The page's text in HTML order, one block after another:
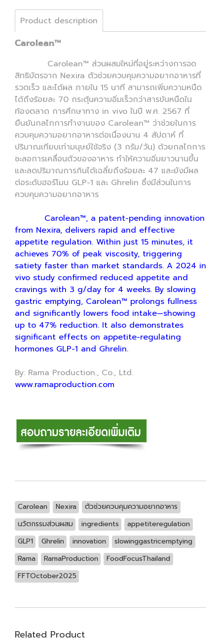
Product description
Carolean™
Carolean™ ส่วนผสมใหม่ที่อยู่ระหว่างการจด
สิทธิบัตรจาก Nexira ตัวช่วยควบคุมความอยากอาหารที่
รวดเร็ว และได้ผล ภายใน 15 นาที สามารถเพิ่มความหนืด
ได้ถึงร้อยละ 70 กระตุ้นความอิ่มเร็วกว่าสารข้นหนืดใน
ท้องตลาด การศึกษาทาง in vivo ในปี พ.ศ. 2567 ที่
ยืนยันกลไกการทำงานของ Carolean™ ว่าช่วยในการ
ควบคุมความอยากอาหารต่อเนื่องนาน 4 สัปดาห์ ที่
ปริมาณเทียบเท่ามนุษย์ใช้จริง (3 กรัม/วัน) ด้วยกลไกการ
ชะลอการเคลื่อนตัวของอาหาร ทำให้ความอิ่มยาวนานขึ้น
และลดปริมาณการกินได้เฉลี่ยถึงร้อยละ 47 และยังมีผล
ต่อระดับฮอร์โมน GLP-1 และ Ghrelin ซึ่งมีส่วนในการ
ควบคุมความอยากอาหาร
Carolean™, a patent-pending innovation
from Nexira, delivers rapid and effective
appetite regulation. Within just 15 minutes, it
achieves 70% of peak viscosity, triggering
satiety faster than market standards. A 2024 in
vivo study confirmed reduced appetite and
cravings with 3 g/day for 4 weeks. By slowing
gastric emptying, Carolean™ prolongs fullness
and significantly lowers food intake—showing
up to 47% reduction. It also demonstrates
significant effects on appetite-regulating
hormones GLP-1 and Ghrelin.
By: Rama Production., Co., Ltd.
www.ramaproduction.com
Carolean Nexira
ตัวช่วยควบคุมความอยากอาหาร
นวัตกรรมส่วนผสม
ingredients
appetiteregulation
GLP1
Ghrelin innovation
slowinggastricemptying
Rama
RamaProduction
FoodFocusThailand
FFTOctober2025
Related Product